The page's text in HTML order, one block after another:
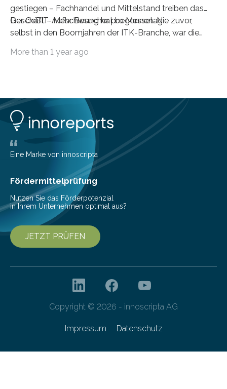
gestiegen – Fachhandel und Mittelstand treiben das
Geschäft – Mehr Besucher pro Messetag
Der CeBIT-Aufschwung hat begonnen. Nie zuvor,
selbst in den Boom­jahren der ITK-Branche, war die
CeBIT zur Information und zur Beschaffung nutzen,
Untern
More than 1 year ago
Eine Marke von innoscripta
Fördermittelprüfung
Nutzen Sie das Förderpotenzial
in Ihrem Unternehmen optimal aus?
JETZT PRÜFEN
Copyright © 2026 - innoscripta AG
Impressum Datenschutz